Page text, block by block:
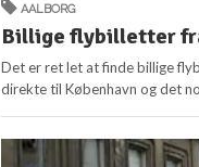
AALBORG
Billige flybilletter
Det er ret let at finde billige
direkte til København og det